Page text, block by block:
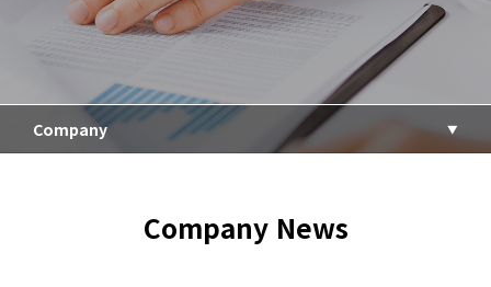
Company
Company News